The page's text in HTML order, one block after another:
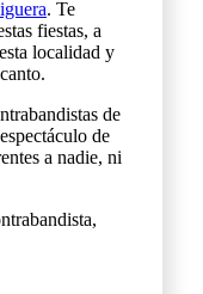
. Te
fiestas, a
localidad y
de
de
a nadie, ni